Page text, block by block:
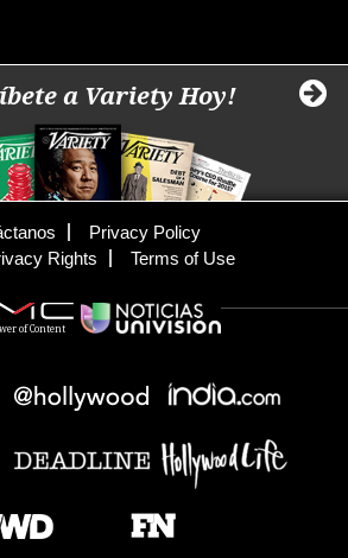
a Variety Hoy!
Privacy Policy
Rights
Terms of Use
of Content